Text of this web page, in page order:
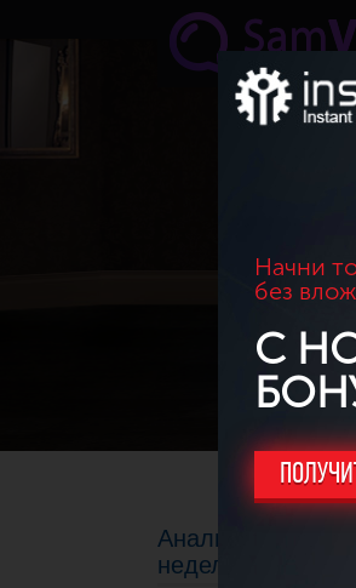
Перейти к основному содержанию
Начни
без
С
Аналитика и
неделю 24.12 -